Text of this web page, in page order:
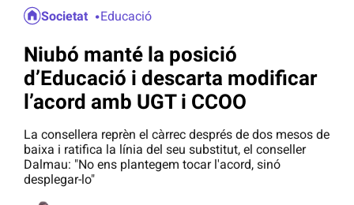
Societat Educació
Niubó manté la posició
d’Educació i descarta modificar
l’acord amb UGT i CCOO
La consellera reprèn el càrrec després de dos mesos de
baixa i ratifica la línia del seu substitut, el conseller
Dalmau: "No ens plantegem tocar l'acord, sinó
desplegar-lo"